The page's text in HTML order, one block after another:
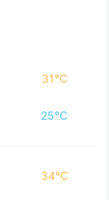
31℃
25℃
34℃